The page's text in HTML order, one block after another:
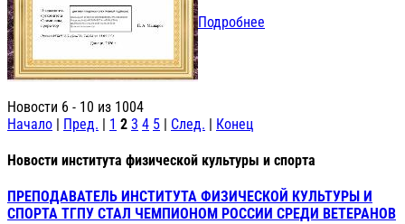
Подробнее
Новости 6 - 10 из 1004
Начало | Пред. | 1 2 3 4 5 | След. | Конец
Новости института физической культуры и спорта
ПРЕПОДАВАТЕЛЬ ИНСТИТУТА ФИЗИЧЕСКОЙ КУЛЬТУРЫ И
СПОРТА ТГПУ СТАЛ ЧЕМПИОНОМ РОССИИ СРЕДИ ВЕТЕРАНОВ